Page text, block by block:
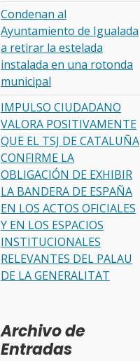
Condenan al
Ayuntamiento de Igualada
a retirar la estelada
instalada en una rotonda
municipal
IMPULSO CIUDADANO
VALORA POSITIVAMENTE
QUE EL TSJ DE CATALUÑA
CONFIRME LA
OBLIGACIÓN DE EXHIBIR
LA BANDERA DE ESPAÑA
EN LOS ACTOS OFICIALES
Y EN LOS ESPACIOS
INSTITUCIONALES
RELEVANTES DEL PALAU
DE LA GENERALITAT
Archivo de
Entradas